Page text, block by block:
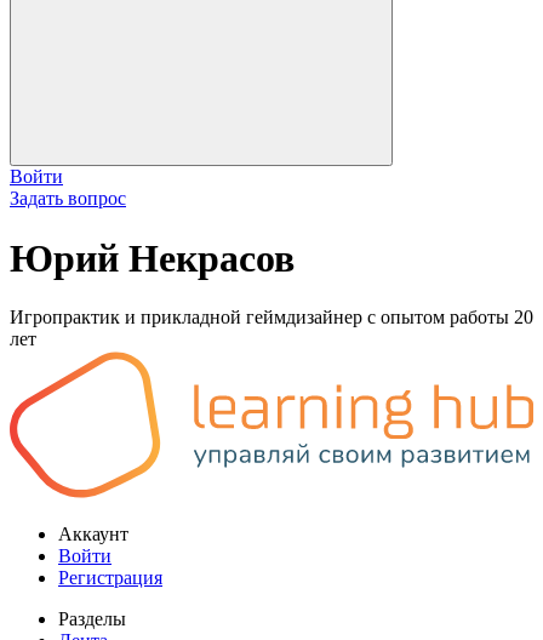
Войти
Задать вопрос
Юрий Некрасов
Игропрактик и прикладной геймдизайнер с опытом работы 20
лет
Аккаунт
Войти
Регистрация
Разделы